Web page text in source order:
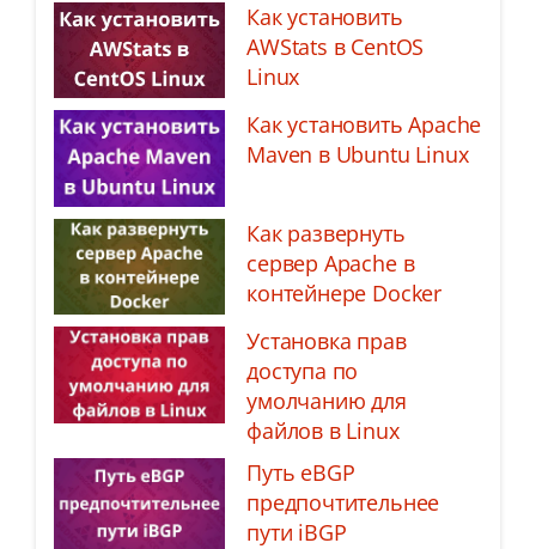
Как установить
AWStats в CentOS
Linux
Как установить Apache
Maven в Ubuntu Linux
Как развернуть
сервер Apache в
контейнере Docker
Установка прав
доступа по
умолчанию для
файлов в Linux
Путь eBGP
предпочтительнее
пути iBGP